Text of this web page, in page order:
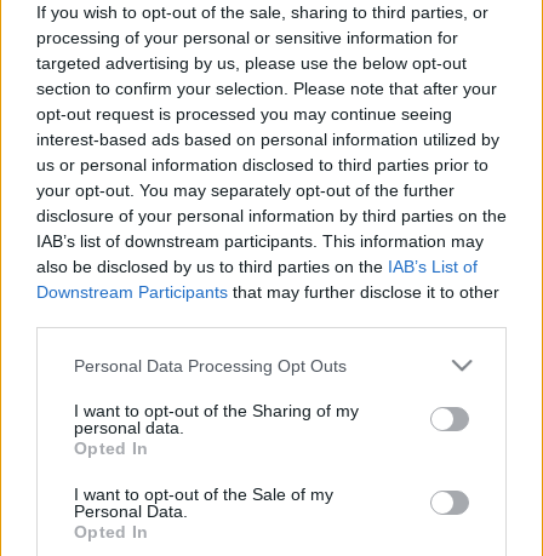
If you wish to opt-out of the sale, sharing to third parties, or
processing of your personal or sensitive information for
targeted advertising by us, please use the below opt-out
section to confirm your selection. Please note that after your
opt-out request is processed you may continue seeing
interest-based ads based on personal information utilized by
us or personal information disclosed to third parties prior to
your opt-out. You may separately opt-out of the further
disclosure of your personal information by third parties on the
IAB’s list of downstream participants. This information may
also be disclosed by us to third parties on the IAB’s List of
Downstream Participants that may further disclose it to other
Please note that this website/app uses one or more Google
not limited to your visit or usage behaviour. You may click to
grant or deny consent to Google and its third-party tags to
use your data for below specified purposes in below Google
consent section.
Personal Data Processing Opt Outs
I want to opt-out of the Sharing of my
personal data.
Opted In
I want to opt-out of the Sale of my
Personal Data.
Opted In
Nyulász PéterIBBY-díjas regényéből készült vízi
bábszínházi előadás, aHelka, a Balaton tündére: a
díszletben valódi vizes medence is lesz, és a szereplők
többször a víz alól bukkannak elő.
Lesznek kézműves foglalkozások, a legkisebbeknek szóló
babaelőadások, homok animáció készítés, valamint a
Moholy-Nagy Művészeti Egyetem animáció szakos
hallgatóinak gyerekversekből született kisfilmjeit is levetítik.
fotót készíthetnek Habakuk királlyal és Boróka királynéval a
trónteremben.
családokat:Bognár Szilvia
és zenekara lesz a vendég
Csintekerintő című műsorral.